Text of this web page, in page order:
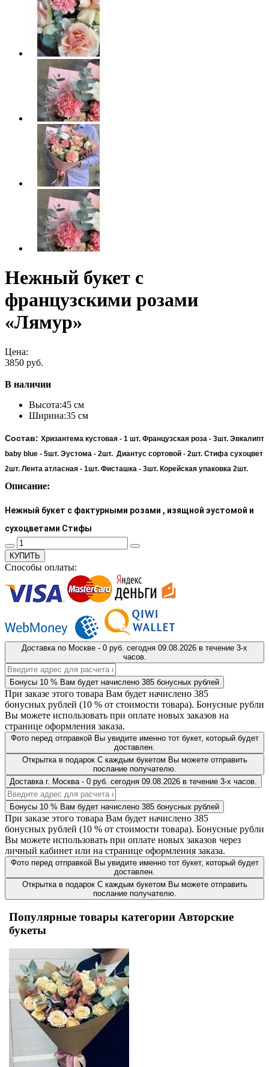
Нежный букет с
французскими розами
«Лямур»
Цена:
3850 руб.
В наличии
Высота:45 см
Ширина:35 см
Состав: Хризантема кустовая - 1 шт. Французская роза - 3шт. Эвкалипт
baby blue - 5шт. Эустома - 2шт. Диантус сортовой - 2шт. Стифа сухоцвет
2шт. Лента атласная - 1шт. Фисташка - 3шт. Корейская упаковка 2шт.
Описание:
Нежный букет с фактурными розами , изящной эустомой и
сухоцветами Стифы
КУПИТЬ
Способы оплаты:
Доставка по Москве - 0 руб. сегодня 09.08.2026 в течение 3-х
часов.
Бонусы 10 % Вам будет начислено 385 бонусных рублей
При заказе этого товара Вам будет начислено 385
бонусных рублей (10 % от стоимости товара). Бонусные рубли
Вы можете использовать при оплате новых заказов на
странице оформления заказа.
Фото перед отправкой Вы увидите именно тот букет, который будет
доставлен.
Открытка в подарок С каждым букетом Вы можете отправить
послание получателю.
Доставка г. Москва - 0 руб. сегодня 09.08.2026 в течение 3-х часов.
Бонусы 10 % Вам будет начислено 385 бонусных рублей
При заказе этого товара Вам будет начислено 385
бонусных рублей (10 % от стоимости товара). Бонусные рубли
Вы можете использовать при оплате новых заказов через
личный кабинет или на странице оформления заказа.
Фото перед отправкой Вы увидите именно тот букет, который будет
доставлен.
Открытка в подарок С каждым букетом Вы можете отправить
послание получателю.
Популярные товары категории Авторские
букеты